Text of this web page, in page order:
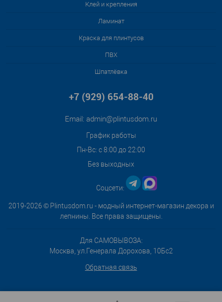
Клей и крепления
Ламинат
Краска для плинтусов
ПВХ
Шпатлёвка
2019-2026 © Plintusdom.ru - модный интернет-магазин декора и
лепнины. Все права защищены.
Для САМОВЫВОЗА:
Москва, ул.Генерала Дорохова, 10Бс2
Обратная связь
+7 (929) 654-88-40
Email: admin@plintusdom.ru
График работы
Пн-Вс: с 8:00 до 22:00
Без выходных
Соцсети: